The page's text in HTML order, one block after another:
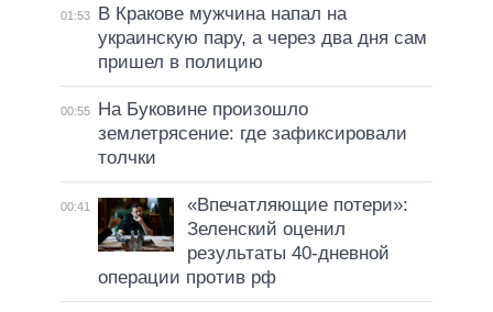
01:53
В Кракове мужчина напал на
украинскую пару, а через два дня сам
пришел в полицию
00:55
На Буковине произошло
землетрясение: где зафиксировали
толчки
00:41
«Впечатляющие потери»:
Зеленский оценил
результаты 40-дневной
операции против рф